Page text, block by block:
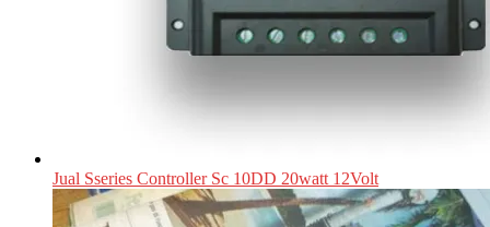
Jual Sseries Controller Sc 10DD 20watt 12Volt